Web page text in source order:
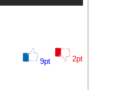
9pt 2pt